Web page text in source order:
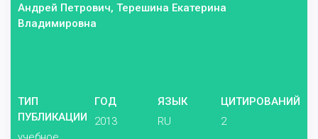
Андрей Петрович, Терешина Екатерина
Владимировна
ТИП
ПУБЛИКАЦИИ
ГОД
2013
ЯЗЫК
RU
ЦИТИРОВАНИЙ
2